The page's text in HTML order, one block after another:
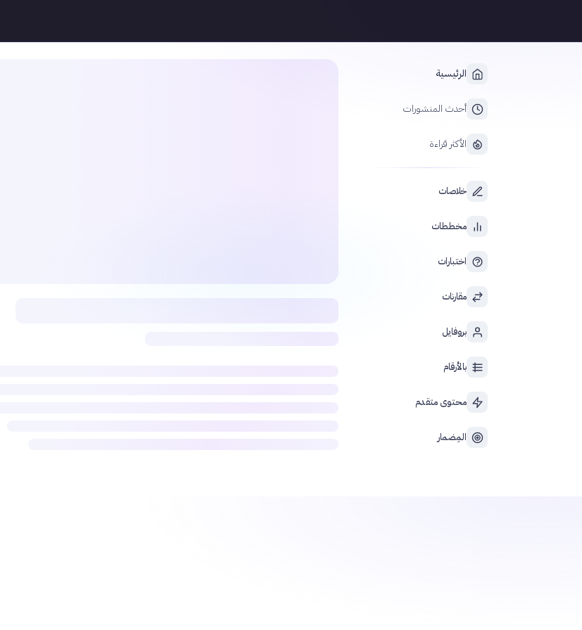
الرئيسية
أحدث المنشورات
الأكثر قراءة
خلاصات
مخططات
اختبارات
مقارنات
بروفايل
بالأرقام
محتوى متقدم
المِضمار